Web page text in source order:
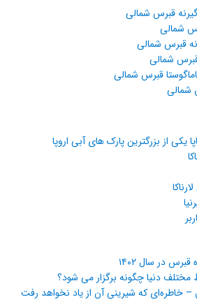
قبرس شمالی
شمالی
قبرس شمالی
قبرس شمالی
قبرس شمالی
شمالی
یکی از بزرگترین پارک های آبی اروپا
در سال ۱۴۰۲
مختلف دنیا چگونه برگزار می شود؟
– خاطره‌ای که شیرینی آن از یاد نخواهد رفت